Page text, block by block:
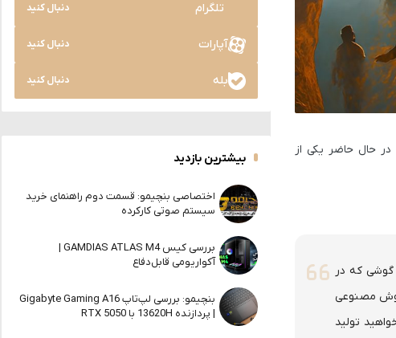
در حال حاضر یکی از
گوشی که در
مصنوعی
تولید
تلگرام دنبال کنید
آپارات دنبال کنید
بله دنبال کنید
بیشترین بازدید
اختصاصی بنچیمو: قسمت دوم راهنمای خرید
سیستم صوتی کارکرده
بررسی کیس GAMDIAS ATLAS M4 |
آکواریومی قابل‌دفاع
بنچیمو: بررسی لپ‌تاپ Gigabyte Gaming A16
| پردازنده 13620H با RTX 5050